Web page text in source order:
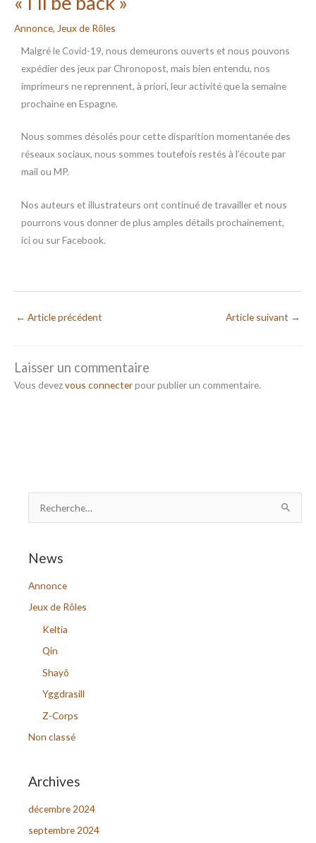
e
r
News
Annonce
Jeux de Rôles
Keltia
Qin
Shayô
Yggdrasill
Z-Corps
Non classé
Archives
décembre 2024
septembre 2024
Annonce, Jeux de Rôles
Malgré le Covid-19, nous demeurons ouverts et nous pouvons
expédier des jeux par Chronopost, mais bien entendu, nos
imprimeurs ne reprennent, à priori, leur activité que la semaine
prochaine en Espagne.
Nous sommes désolés pour cette disparition momentanée des
réseaux sociaux, nous sommes toutefois restés à l’écoute par
mail ou MP.
Nos auteurs et illustrateurs ont continué de travailler et nous
pourrons vous donner de plus amples détails prochainement,
ici ou sur Facebook.
← Article précédent Article suivant →
Laisser un commentaire
Vous devezvous connecterpour publier un commentaire.